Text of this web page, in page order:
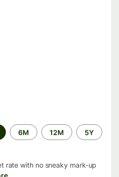
6M 12M 5Y
rate with no sneaky mark-up